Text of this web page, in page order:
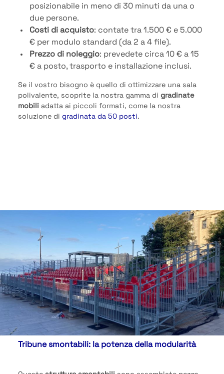
posizionabile in meno di 30 minuti da una o
due persone.
Costi di acquisto: contate tra 1.500 € e 5.000
€ per modulo standard (da 2 a 4 file).
Prezzo di noleggio: prevedete circa 10 € a 15
€ a posto, trasporto e installazione inclusi.
Se il vostro bisogno è quello di ottimizzare una sala
polivalente, scoprite la nostra gamma di gradinate
mobili adatta ai piccoli formati, come la nostra
soluzione di gradinata da 50 posti.
Tribune smontabili: la potenza della modularità